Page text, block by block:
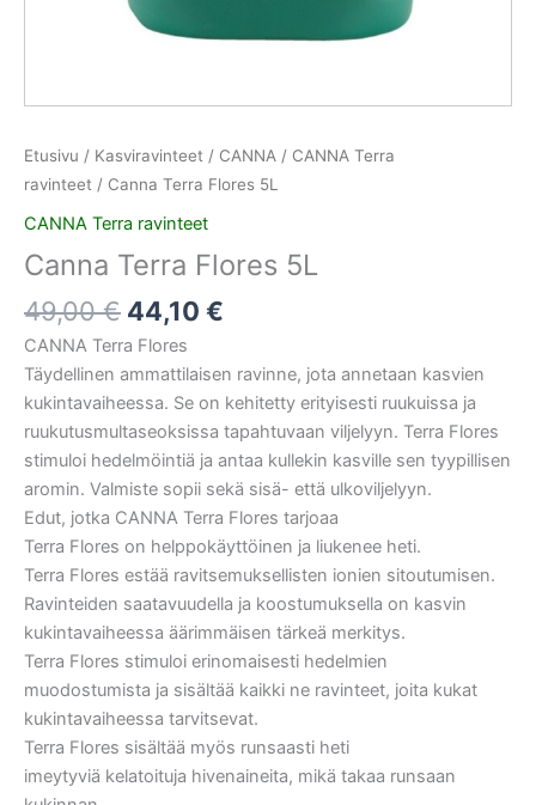
Etusivu / Kasviravinteet / CANNA / CANNA Terra
ravinteet / Canna Terra Flores 5L
CANNA Terra ravinteet
Canna Terra Flores 5L
49,00€ 44,10 €
CANNA Terra Flores
Täydellinen ammattilaisen ravinne, jota annetaan kasvien
kukintavaiheessa. Se on kehitetty erityisesti ruukuissa ja
ruukutusmultaseoksissa tapahtuvaan viljelyyn. Terra Flores
stimuloi hedelmöintiä ja antaa kullekin kasville sen tyypillisen
aromin. Valmiste sopii sekä sisä- että ulkoviljelyyn.
Edut, jotka CANNA Terra Flores tarjoaa
Terra Flores on helppokäyttöinen ja liukenee heti.
Terra Flores estää ravitsemuksellisten ionien sitoutumisen.
Ravinteiden saatavuudella ja koostumuksella on kasvin
kukintavaiheessa äärimmäisen tärkeä merkitys.
Terra Flores stimuloi erinomaisesti hedelmien
muodostumista ja sisältää kaikki ne ravinteet, joita kukat
kukintavaiheessa tarvitsevat.
Terra Flores sisältää myös runsaasti heti
imeytyviä kelatoituja hivenaineita, mikä takaa runsaan